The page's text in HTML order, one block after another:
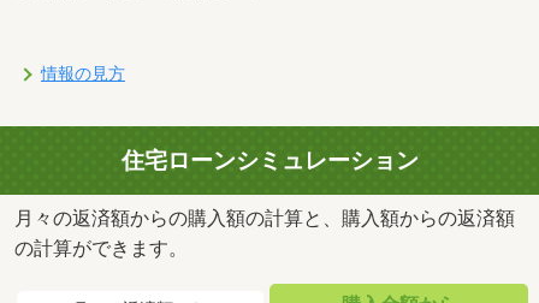
情報の見方
住宅ローンシミュレーション
月々の返済額からの購入額の計算と、購入額からの返済額
の計算ができます。